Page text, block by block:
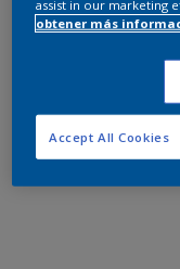
assist in our marketing
obtener más
Accept All Cookies